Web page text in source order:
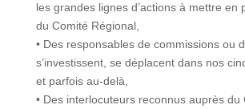
les grandes lignes d’actions à mettre en
du Comité Régional,
• Des responsables de commissions ou
s’investissent, se déplacent dans nos
et parfois au-delà,
• Des interlocuteurs reconnus auprès du